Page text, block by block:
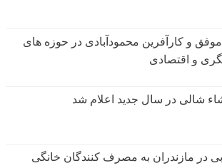
و کارآفرین محمودآبادی در حوزه های
و اقتصادی
شالی در سال جدید اعلام شد
در مازندران به مصرف كنندگان خانگی